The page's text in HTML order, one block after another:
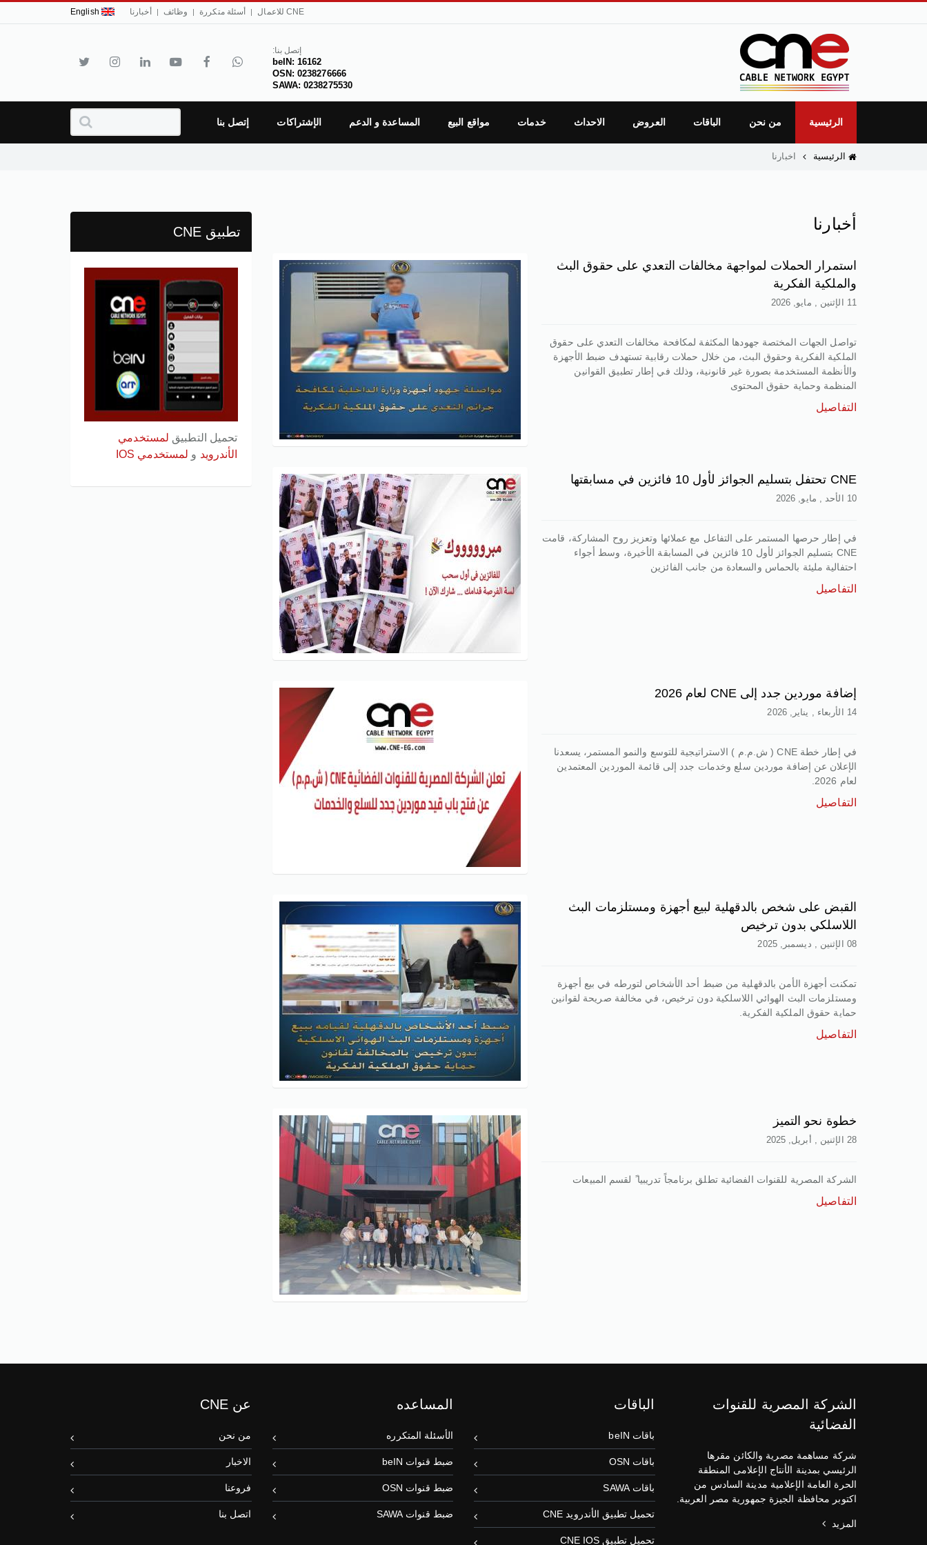
CNE للاعمال أسئلة متكررة وظائف أخبارنا
إتصل بنا:
beIN: 16162
OSN: 0238276666
SAWA: 0238275530
الرئيسية من نحن الباقات العروض الاحداث خدمات مواقع البيع المساعدة و الدعم الإشتراكات إتصل بنا
الرئيسية اخبارنا
أخبارنا
استمرار الحملات لمواجهة مخالفات التعدي على حقوق البث
والملكية الفكرية
11 الإثنين , مايو, 2026
تواصل الجهات المختصة جهودها المكثفة لمكافحة مخالفات التعدي على حقوق
الملكية الفكرية وحقوق البث، من خلال حملات رقابية تستهدف ضبط الأجهزة
والأنظمة المستخدمة بصورة غير قانونية، وذلك في إطار تطبيق القوانين
المنظمة وحماية حقوق المحتوى
التفاصيل
CNE تحتفل بتسليم الجوائز لأول 10 فائزين في مسابقتها
10 الأحد , مايو, 2026
في إطار حرصها المستمر على التفاعل مع عملائها وتعزيز روح المشاركة، قامت
CNE بتسليم الجوائز لأول 10 فائزين في المسابقة الأخيرة، وسط أجواء
احتفالية مليئة بالحماس والسعادة من جانب الفائزين
التفاصيل
إضافة موردين جدد إلى CNE لعام 2026
14 الأربعاء , يناير, 2026
في إطار خطة CNE ( ش.م.م ) الاستراتيجية للتوسع والنمو المستمر، يسعدنا
الإعلان عن إضافة موردين سلع وخدمات جدد إلى قائمة الموردين المعتمدين
لعام 2026.
التفاصيل
القبض على شخص بالدقهلية لبيع أجهزة ومستلزمات البث
اللاسلكي بدون ترخيص
08 الإثنين , ديسمبر, 2025
تمكنت أجهزة الأمن بالدقهلية من ضبط أحد الأشخاص لتورطه في بيع أجهزة
ومستلزمات البث الهوائي اللاسلكية دون ترخيص، في مخالفة صريحة لقوانين
حماية حقوق الملكية الفكرية.
التفاصيل
خطوة نحو التميز
28 الإثنين , أبريل, 2025
الشركة المصرية للقنوات الفضائية تطلق برنامجاً تدريبيا ً لقسم المبيعات
التفاصيل
تطبيق CNE
تحميل التطبيق لمستخدمي
الأندرويد و لمستخدمي IOS
الشركة المصرية للقنوات
الفضائية
شركة مساهمة مصرية والكائن مقرها
الرئيسي بمدينة الأنتاج الإعلامى المنطقة
الحرة العامة الإعلامية مدينة السادس من
اكتوبر محافظة الجيزة جمهورية مصر العربية.
المزيد
الباقات
باقات beIN
باقات OSN
باقات SAWA
تحميل تطبيق الأندرويد CNE
تحميل تطبيق CNE IOS
المساعده
الأسئلة المتكرره
ضبط قنوات beIN
ضبط قنوات OSN
ضبط قنوات SAWA
عن CNE
من نحن
الاخبار
فروعنا
اتصل بنا